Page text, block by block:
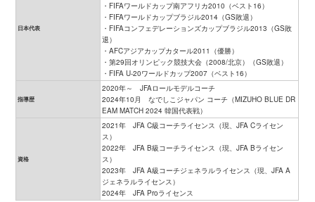
日本代表
・FIFAワールドカップ南アフリカ2010（ベスト16）
・FIFAワールドカップブラジル2014（GS敗退）
・FIFAコンフェデレーションズカップブラジル2013（GS敗
退）
・AFCアジアカップカタール2011（優勝）
・第29回オリンピック競技大会（2008/北京）（GS敗退）
・FIFA U-20ワールドカップ2007（ベスト16）
指導歴
2020年～ JFAロールモデルコーチ
2024年10月 なでしこジャパン コーチ（MIZUHO BLUE DR
EAM MATCH 2024 韓国代表戦）
資格
2021年 JFA C級コーチライセンス（現、JFA Cライセン
ス）
2022年 JFA B級コーチライセンス（現、JFA Bライセン
ス）
2023年 JFA A級コーチジェネラルライセンス（現、JFA A
ジェネラルライセンス）
2024年 JFA Proライセンス